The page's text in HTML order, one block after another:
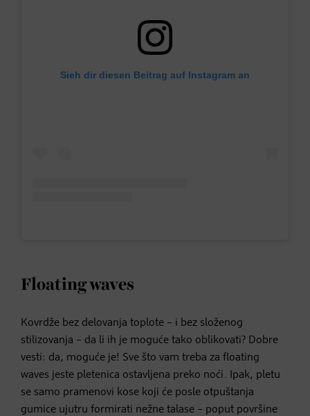
Sieh dir diesen Beitrag auf Instagram an
Floating waves
Kovrdže bez delovanja toplote – i bez složenog
stilizovanja – da li ih je moguće tako oblikovati? Dobre
vesti: da, moguće je! Sve što vam treba za floating
waves jeste pletenica ostavljena preko noći. Ipak, pletu
se samo pramenovi kose koji će posle otpuštanja
gumice ujutru formirati nežne talase – poput površine